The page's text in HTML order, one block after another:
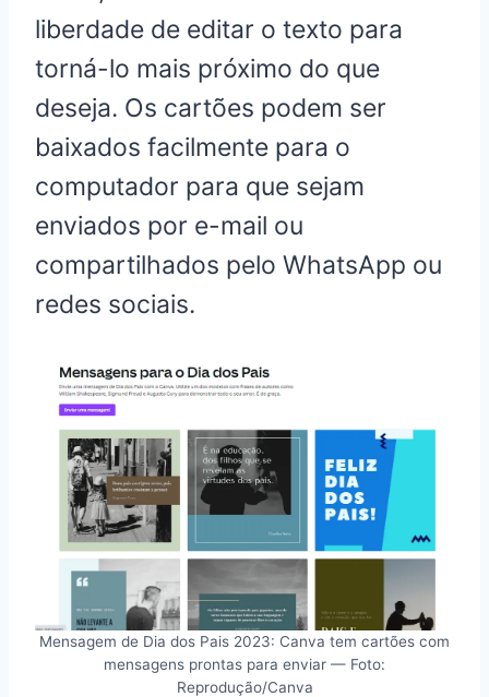
liberdade de editar o texto para
torná-lo mais próximo do que
deseja. Os cartões podem ser
baixados facilmente para o
computador para que sejam
enviados por e-mail ou
compartilhados pelo WhatsApp ou
redes sociais.
Mensagem de Dia dos Pais 2023: Canva tem cartões com
mensagens prontas para enviar — Foto:
Reprodução/Canva